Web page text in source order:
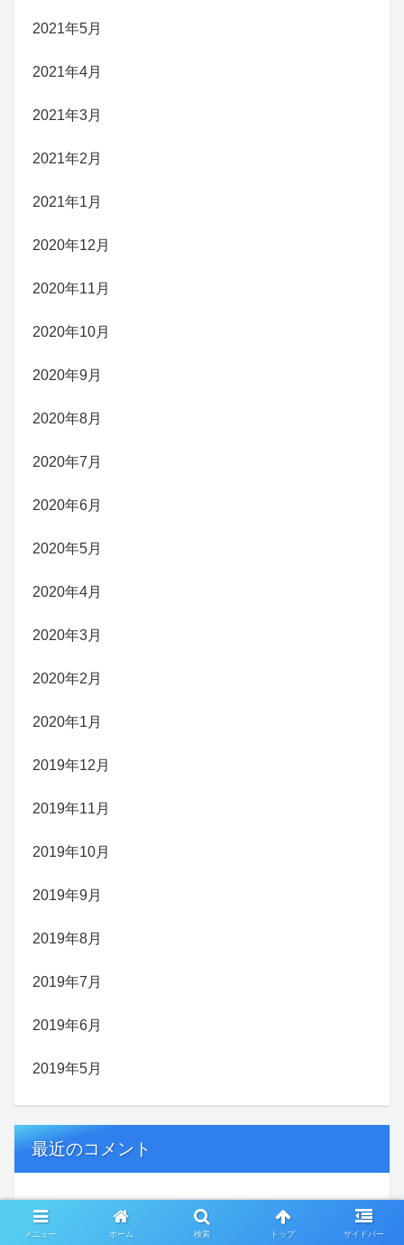
2021年5月
2021年4月
2021年3月
2021年2月
2021年1月
2020年12月
2020年11月
2020年10月
2020年9月
2020年8月
2020年7月
2020年6月
2020年5月
2020年4月
2020年3月
2020年2月
2020年1月
2019年12月
2019年11月
2019年10月
2019年9月
2019年8月
2019年7月
2019年6月
2019年5月
最近のコメント
嘉悦秀明
メニュー ホーム 検索 トップ サイドバー